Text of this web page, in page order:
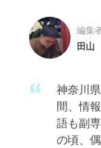
編集
田山
神奈川
間、情
語も副
の頃、